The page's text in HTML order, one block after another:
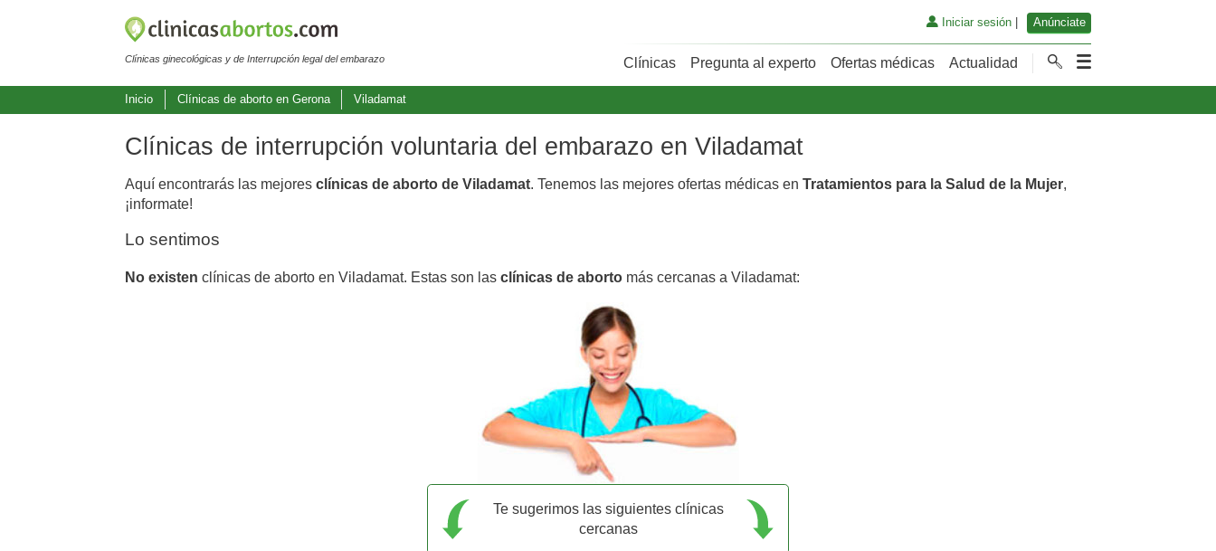
Clínicas ginecológicas y de Interrupción legal del embarazo
Iniciar sesión| Anúnciate
Clínicas Pregunta al experto Ofertas médicas Actualidad
Inicio Clínicas de aborto en Gerona Viladamat
Clínicas de interrupción voluntaria del embarazo en Viladamat
Aquí encontrarás las mejores clínicas de aborto de Viladamat. Tenemos las mejores ofertas médicas en Tratamientos para la Salud de la Mujer,
¡informate!
Lo sentimos
No existen clínicas de aborto en Viladamat. Estas son las clínicas de aborto más cercanas a Viladamat:
Te sugerimos las siguientes clínicas
cercanas